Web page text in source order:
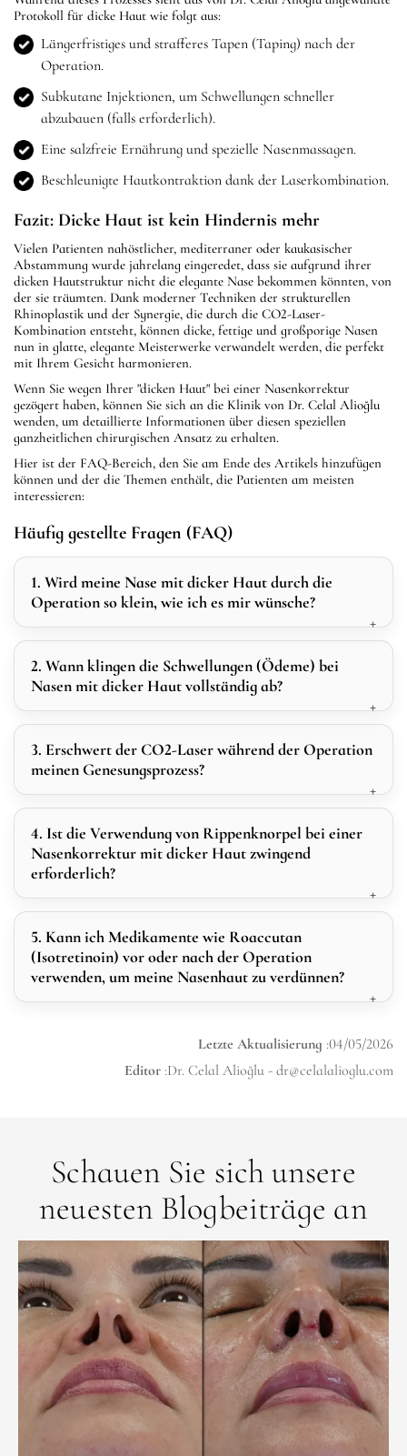
Protokoll für dicke Haut wie folgt aus:
Längerfristiges und strafferes Tapen (Taping) nach der
Operation.
Subkutane Injektionen, um Schwellungen schneller
abzubauen (falls erforderlich).
Eine salzfreie Ernährung und spezielle Nasenmassagen.
Beschleunigte Hautkontraktion dank der Laserkombination.
Fazit: Dicke Haut ist kein Hindernis mehr
Vielen Patienten nahöstlicher, mediterraner oder kaukasischer
Abstammung wurde jahrelang eingeredet, dass sie aufgrund ihrer
dicken Hautstruktur nicht die elegante Nase bekommen könnten, von
der sie träumten. Dank moderner Techniken der strukturellen
Rhinoplastik und der Synergie, die durch die CO2-Laser-
Kombination entsteht, können dicke, fettige und großporige Nasen
nun in glatte, elegante Meisterwerke verwandelt werden, die perfekt
mit Ihrem Gesicht harmonieren.
Wenn Sie wegen Ihrer "dicken Haut" bei einer Nasenkorrektur
gezögert haben, können Sie sich an die Klinik von Dr. Celal Alioğlu
wenden, um detaillierte Informationen über diesen speziellen
ganzheitlichen chirurgischen Ansatz zu erhalten.
Hier ist der FAQ-Bereich, den Sie am Ende des Artikels hinzufügen
können und der die Themen enthält, die Patienten am meisten
interessieren:
Häufig gestellte Fragen (FAQ)
1. Wird meine Nase mit dicker Haut durch die
Operation so klein, wie ich es mir wünsche?
2. Wann klingen die Schwellungen (Ödeme) bei
Nasen mit dicker Haut vollständig ab?
3. Erschwert der CO2-Laser während der Operation
meinen Genesungsprozess?
4. Ist die Verwendung von Rippenknorpel bei einer
Nasenkorrektur mit dicker Haut zwingend
erforderlich?
5. Kann ich Medikamente wie Roaccutan
(Isotretinoin) vor oder nach der Operation
verwenden, um meine Nasenhaut zu verdünnen?
Letzte Aktualisierung :04/05/2026
Editor :Dr. Celal Alioğlu - dr@celalalioglu.com
Schauen Sie sich unsere
neuesten Blogbeiträge an